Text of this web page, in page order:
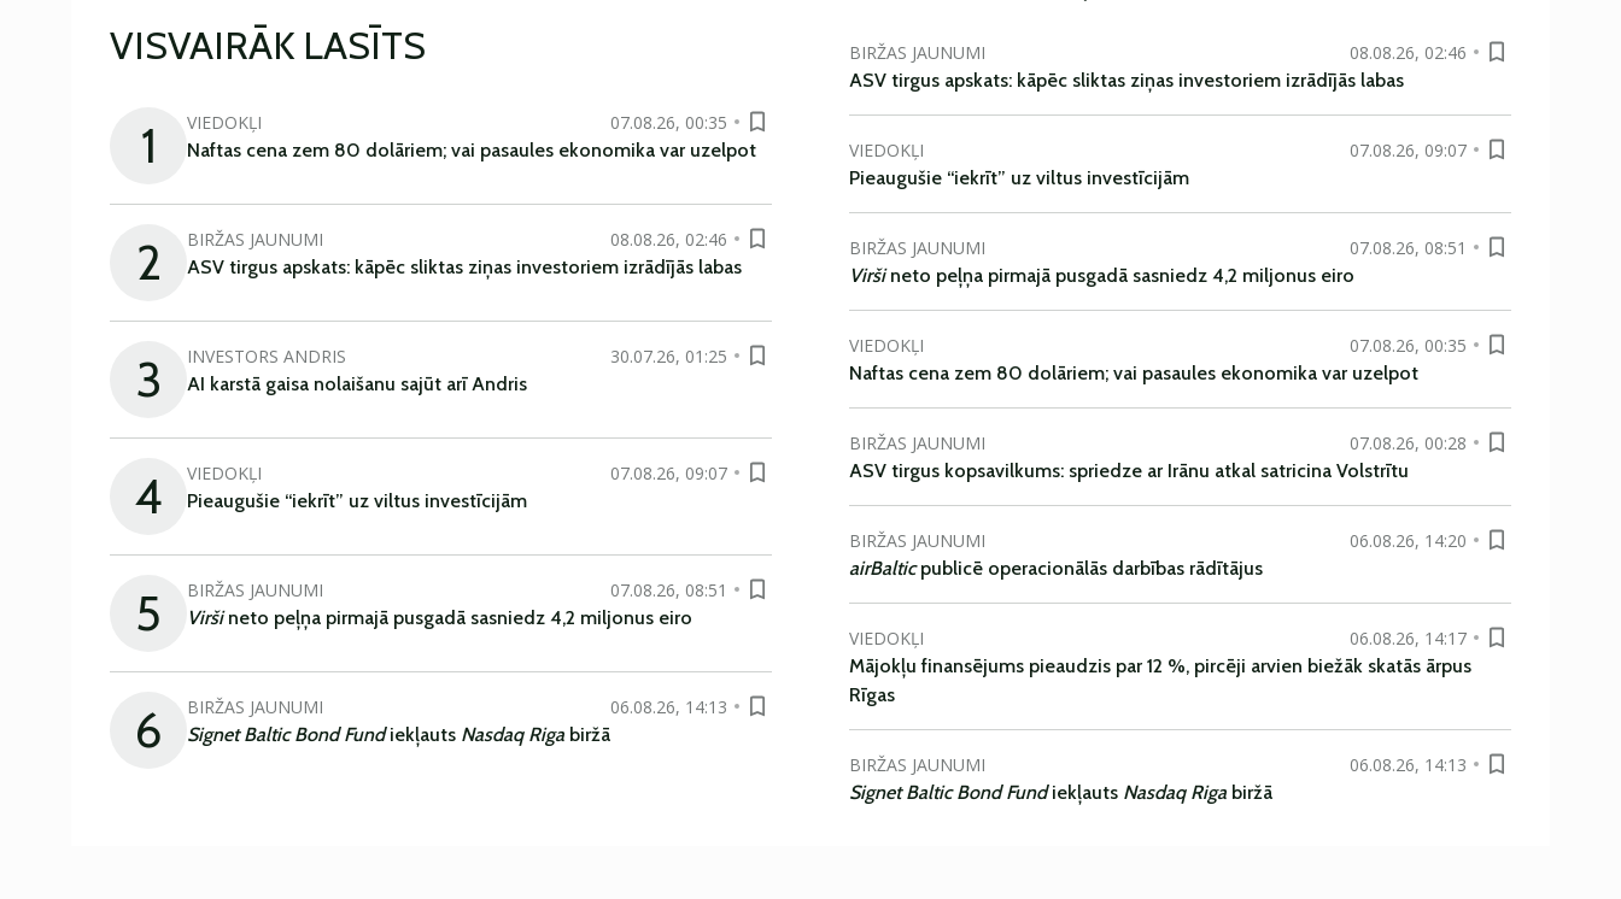
VISVAIRĀK LASĪTS
1 VIEDOKĻI
07.08.26, 00:35
Naftas cena zem 80 dolāriem; vai pasaules ekonomika var uzelpot
2 BIRŽAS JAUNUMI
08.08.26, 02:46
ASV tirgus apskats: kāpēc sliktas ziņas investoriem izrādījās labas
3 INVESTORS ANDRIS
30.07.26, 01:25
AI karstā gaisa nolaišanu sajūt arī Andris
4 VIEDOKĻI
07.08.26, 09:07
Pieaugušie “iekrīt” uz viltus investīcijām
5 BIRŽAS JAUNUMI
07.08.26, 08:51
Viršineto peļņa pirmajā pusgadā sasniedz 4,2 miljonus eiro
6 BIRŽAS JAUNUMI
06.08.26, 14:13
Signet Baltic Bond Fundiekļauts Nasdaq Riga biržā
BIRŽAS JAUNUMI
08.08.26, 02:46
ASV tirgus apskats: kāpēc sliktas ziņas investoriem izrādījās labas
VIEDOKĻI
07.08.26, 09:07
Pieaugušie “iekrīt” uz viltus investīcijām
BIRŽAS JAUNUMI
07.08.26, 08:51
Viršineto peļņa pirmajā pusgadā sasniedz 4,2 miljonus eiro
VIEDOKĻI
07.08.26, 00:35
Naftas cena zem 80 dolāriem; vai pasaules ekonomika var uzelpot
BIRŽAS JAUNUMI
07.08.26, 00:28
ASV tirgus kopsavilkums: spriedze ar Irānu atkal satricina Volstrītu
BIRŽAS JAUNUMI
06.08.26, 14:20
airBalticpublicē operacionālās darbības rādītājus
VIEDOKĻI
06.08.26, 14:17
Mājokļu finansējums pieaudzis par 12 %, pircēji arvien biežāk skatās ārpus
Rīgas
BIRŽAS JAUNUMI
06.08.26, 14:13
Signet Baltic Bond Fundiekļauts Nasdaq Riga biržā